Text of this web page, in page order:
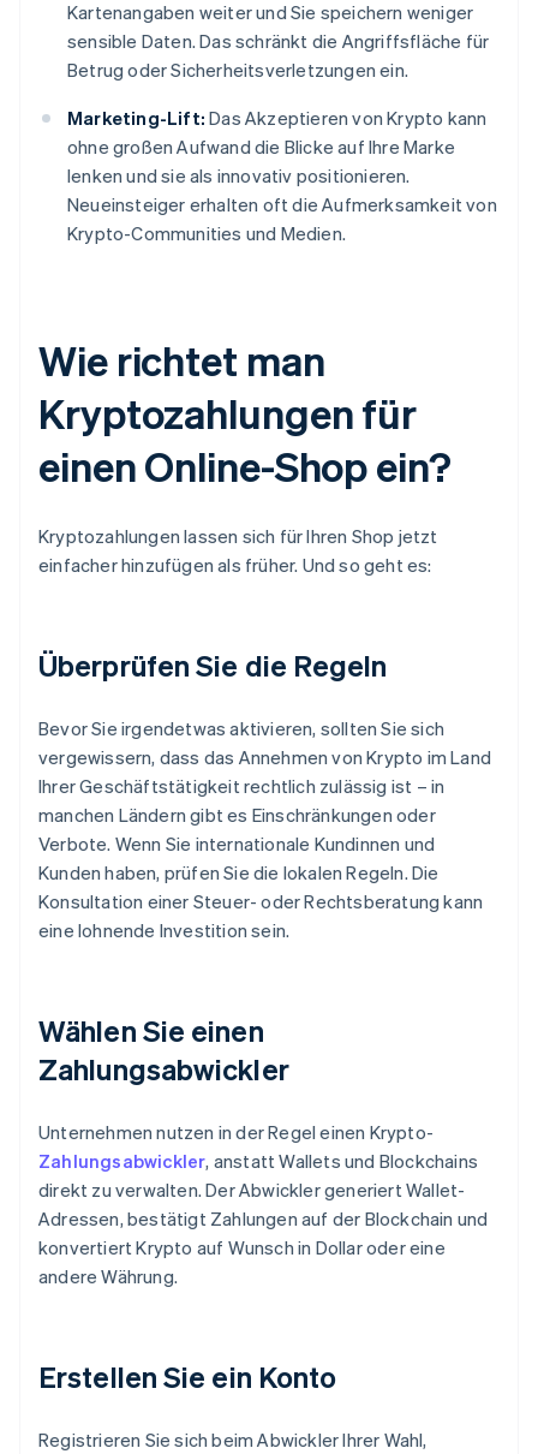
Kartenangaben weiter und Sie speichern weniger
sensible Daten. Das schränkt die Angriffsfläche für
Betrug oder Sicherheitsverletzungen ein.
Marketing-Lift: Das Akzeptieren von Krypto kann
ohne großen Aufwand die Blicke auf Ihre Marke
lenken und sie als innovativ positionieren.
Neueinsteiger erhalten oft die Aufmerksamkeit von
Krypto-Communities und Medien.
Wie richtet man
Kryptozahlungen für
einen Online-Shop ein?
Kryptozahlungen lassen sich für Ihren Shop jetzt
einfacher hinzufügen als früher. Und so geht es:
Überprüfen Sie die Regeln
Bevor Sie irgendetwas aktivieren, sollten Sie sich
vergewissern, dass das Annehmen von Krypto im Land
Ihrer Geschäftstätigkeit rechtlich zulässig ist – in
manchen Ländern gibt es Einschränkungen oder
Verbote. Wenn Sie internationale Kundinnen und
Kunden haben, prüfen Sie die lokalen Regeln. Die
Konsultation einer Steuer- oder Rechtsberatung kann
eine lohnende Investition sein.
Wählen Sie einen
Zahlungsabwickler
Unternehmen nutzen in der Regel einen Krypto-
Zahlungsabwickler, anstatt Wallets und Blockchains
direkt zu verwalten. Der Abwickler generiert Wallet-
Adressen, bestätigt Zahlungen auf der Blockchain und
konvertiert Krypto auf Wunsch in Dollar oder eine
andere Währung.
Erstellen Sie ein Konto
Registrieren Sie sich beim Abwickler Ihrer Wahl,